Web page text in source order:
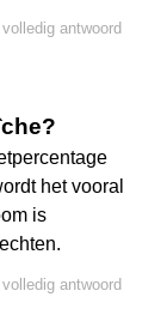
antwoord
het vooral
is
antwoord